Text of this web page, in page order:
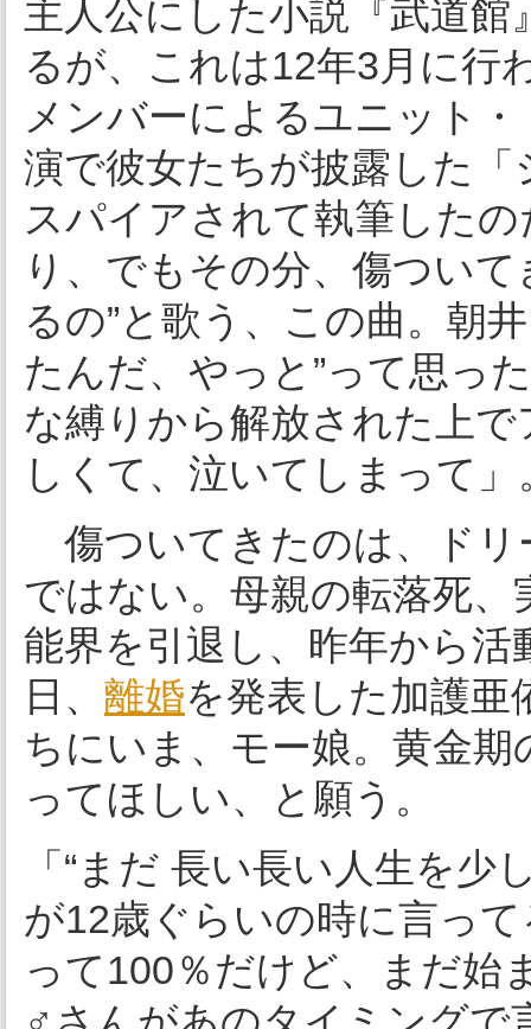
主人公にした小説『武道館
るが、これは12年3月に行
メンバーによるユニット
演で彼女たちが披露した
スパイアされて執筆した
り、でもその分、傷つい
るの”と歌う、この曲。朝
たんだ、やっと”って思っ
な縛りから解放された上
しくて、泣いてしまって」
傷ついてきたのは、ドリ
ではない。母親の転落死
能界を引退し、昨年から
日、 離婚を発表した加護
ちにいま、モー娘。黄金
ってほしい、と願う。
「“まだ 長い長い人生を
が12歳ぐらいの時に言っ
って100％だけど、まだ始